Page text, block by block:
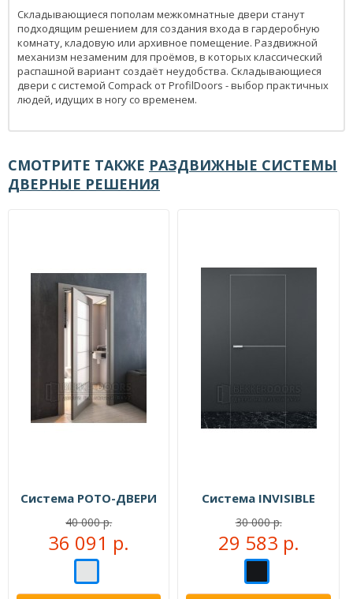
Складывающиеся пополам межкомнатные двери станут
подходящим решением для создания входа в гардеробную
комнату, кладовую или архивное помещение. Раздвижной
механизм незаменим для проёмов, в которых классический
распашной вариант создаёт неудобства. Складывающиеся
двери с системой Compack от ProfilDoors - выбор практичных
людей, идущих в ногу со временем.
СМОТРИТЕ ТАКЖЕ РАЗДВИЖНЫЕ СИСТЕМЫ
ДВЕРНЫЕ РЕШЕНИЯ
Система РОТО-ДВЕРИ
40 000 р.
36 091 р.
Система INVISIBLE
30 000 р.
29 583 р.